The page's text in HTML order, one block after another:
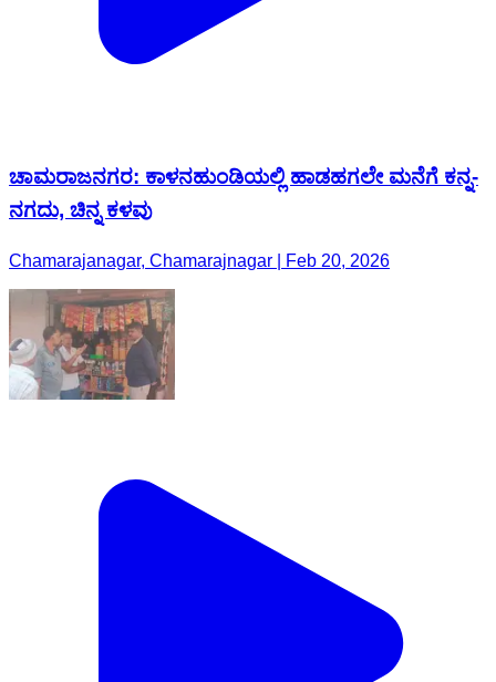
ಚಾಮರಾಜನಗರ: ಕಾಳನಹುಂಡಿಯಲ್ಲಿ ಹಾಡಹಗಲೇ ಮನೆಗೆ ಕನ್ನ-
ನಗದು, ಚಿನ್ನ ಕಳವು
Chamarajanagar, Chamarajnagar | Feb 20, 2026